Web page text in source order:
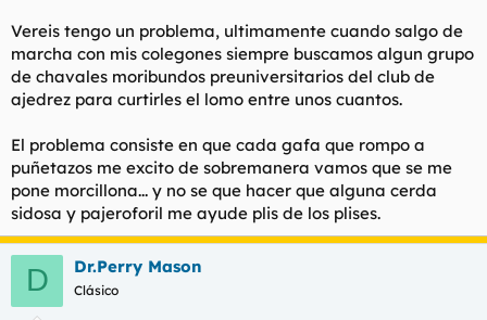
t
e
a
o
Vereis tengo un problema, ultimamente cuando salgo de
marcha con mis colegones siempre buscamos algun grupo
de chavales moribundos preuniversitarios del club de
ajedrez para curtirles el lomo entre unos cuantos.
El problema consiste en que cada gafa que rompo a
puñetazos me excito de sobremanera vamos que se me
pone morcillona... y no se que hacer que alguna cerda
sidosa y pajeroforil me ayude plis de los plises.
D Dr.Perry Mason
Clásico